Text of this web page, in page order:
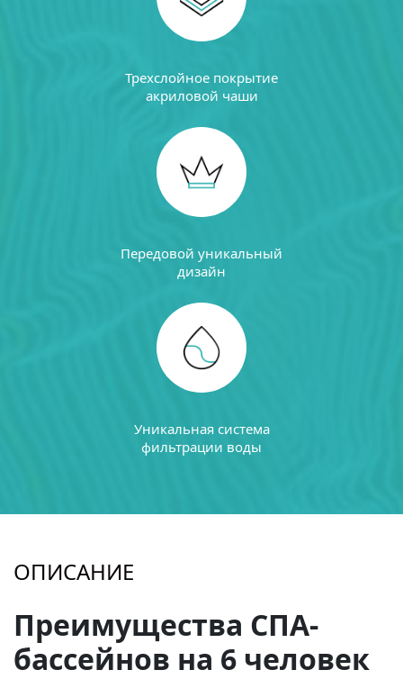
Трехслойное покрытие
акриловой чаши
Передовой уникальный
дизайн
Уникальная система
фильтрации воды
ОПИСАНИЕ
Преимущества СПА-
бассейнов на 6 человек